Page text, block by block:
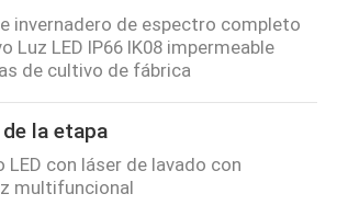
invernadero de espectro completo
Luz LED IP66 IK08 impermeable
de cultivo de fábrica
la etapa
LED con láser de lavado con
multifuncional